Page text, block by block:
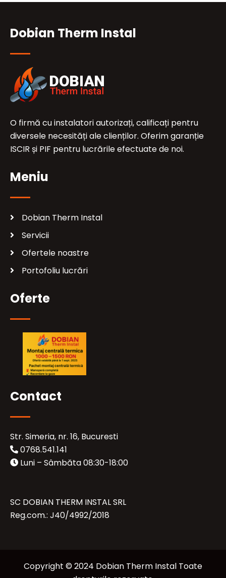
Dobian Therm Instal
O firmă cu instalatori autorizați, calificați pentru
diversele necesități ale clienților. Oferim garanție
ISCIR și PIF pentru lucrările efectuate de noi.
Meniu
Dobian Therm Instal
Servicii
Ofertele noastre
Portofoliu lucrări
Oferte
Contact
Str. Simeria, nr. 16, Bucuresti
0768.541.141
Luni – Sâmbăta 08:30-18:00
SC DOBIAN THERM INSTAL SRL
Reg.com.: J40/4992/2018
Copyright © 2024 Dobian Therm Instal Toate